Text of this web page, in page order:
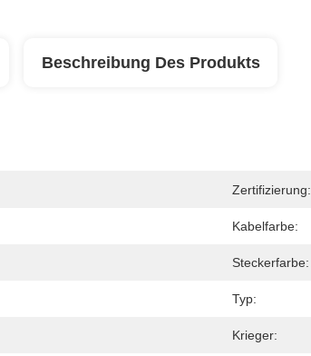
Beschreibung Des Produkts
Zertifizierung:
Kabelfarbe:
Steckerfarbe:
Typ:
Krieger: